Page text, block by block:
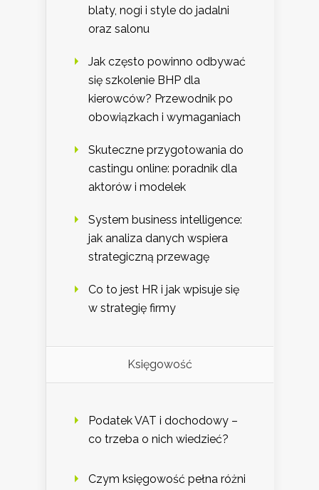
blaty, nogi i style do jadalni
oraz salonu
Jak często powinno odbywać
się szkolenie BHP dla
kierowców? Przewodnik po
obowiązkach i wymaganiach
Skuteczne przygotowania do
castingu online: poradnik dla
aktorów i modelek
System business intelligence:
jak analiza danych wspiera
strategiczną przewagę
Co to jest HR i jak wpisuje się
w strategię firmy
Księgowość
Podatek VAT i dochodowy –
co trzeba o nich wiedzieć?
Czym księgowość pełna różni